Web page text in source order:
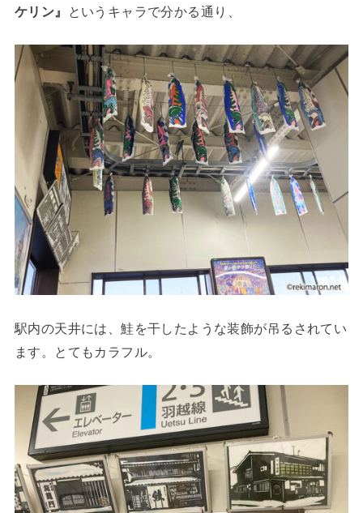
ケリン』
というキャラで分かる通り、
駅内の天井には、鮭を干したような装飾が吊るされてい
ます。とてもカラフル。